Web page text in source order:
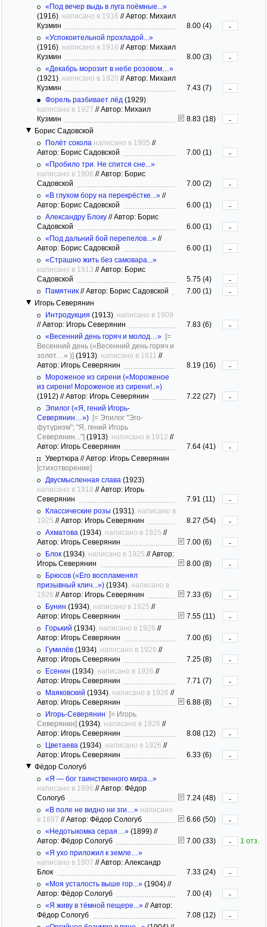
«Под вечер выдь в луга поёмные...»
(1916) , написано в 1916 //Автор: Михаил
Кузмин
8.00 (4)
-
«Успокоительной прохладой...»
(1916) , написано в 1916 //Автор: Михаил
Кузмин
8.00 (3)
-
«Декабрь морозит в небе розовом…»
(1921) , написано в 1920 //Автор: Михаил
Кузмин
7.43 (7)
-
Форель разбивает лёд (1929)
написано в 1927 //Автор: Михаил
Кузмин
8.83 (18)
-
Борис Садовской
Полёт сокола написано в 1905 //
Автор: Борис Садовской
7.00 (1)
-
«Пробило три. Не спится сне...»
написано в 1906 //Автор: Борис
Садовской
7.00 (2)
-
«В глухом бору на перекрёстке...» //
Автор: Борис Садовской
6.00 (1)
-
Александру Блоку //Автор: Борис
Садовской
6.00 (1)
-
«Под дальний бой перепелов...» //
Автор: Борис Садовской
6.00 (1)
-
«Страшно жить без самовара...»
написано в 1913 //Автор: Борис
Садовской
5.75 (4)
-
Памятник //Автор: Борис Садовской 7.00 (1)
-
Игорь Северянин
Интродукция (1913) , написано в 1909
//Автор: Игорь Северянин 7.83 (6)
-
«Весенний день горяч и молод…» [=
Весенний день («Весенний день горяч и
золот…» )] (1913) , написано в 1911 //
Автор: Игорь Северянин
8.19 (16)
-
Мороженое из сирени («Мороженое
из сирени! Мороженое из сирени!..»)
(1912) //Автор: Игорь Северянин 7.22 (27)
-
Эпилог («Я, гений Игорь-
Северянин…») [= Эпилог "Эго-
футуризм"; "Я, гений Игорь
Северянин..."] (1913) , написано в 1912 //
Автор: Игорь Северянин
7.64 (41)
-
Увертюра // Автор: Игорь Северянин
[стихотворение]
Двусмысленная слава (1923)
написано в 1918 //Автор: Игорь
Северянин
7.91 (11)
-
Классические розы (1931) , написано в
1925 //Автор: Игорь Северянин 8.27 (54)
-
Ахматова (1934) , написано в 1925 //
Автор: Игорь Северянин
7.00 (6)
-
Блок (1934) , написано в 1925 //Автор:
Игорь Северянин
8.00 (8)
-
Брюсов («Его воспламенял
призывный клич...») (1934) , написано в
1926 //Автор: Игорь Северянин 7.33 (6)
-
Бунин (1934) , написано в 1925 //
Автор: Игорь Северянин
7.55 (11)
-
Горький (1934) , написано в 1926 //
Автор: Игорь Северянин
7.00 (6)
-
Гумилёв (1934) , написано в 1926 //
Автор: Игорь Северянин
7.25 (8)
-
Есенин (1934) , написано в 1926 //
Автор: Игорь Северянин
7.71 (7)
-
Маяковский (1934) , написано в 1926 //
Автор: Игорь Северянин
6.88 (8)
-
Игорь-Северянин [= Игорь
Северянин] (1934) , написано в 1926 //
Автор: Игорь Северянин
8.08 (12)
-
Цветаева (1934) , написано в 1926 //
Автор: Игорь Северянин
6.33 (6)
-
Фёдор Сологуб
«Я — бог таинственного мира...»
написано в 1896 //Автор: Фёдор
Сологуб
7.24 (48)
-
«В поле не видно ни зги…» написано
в 1897 //Автор: Фёдор Сологуб 6.66 (50)
-
«Недотыкомка серая…» (1899) //
Автор: Фёдор Сологуб
7.00 (33) -
1 отз.
«Я ухо приложил к земле…»
написано в 1907 //Автор: Александр
Блок
7.33 (24)
-
«Моя усталость выше гор...» (1904) //
Автор: Фёдор Сологуб
7.00 (4)
-
«Я живу в тёмной пещере...» //Автор:
Фёдор Сологуб
7.08 (12)
-